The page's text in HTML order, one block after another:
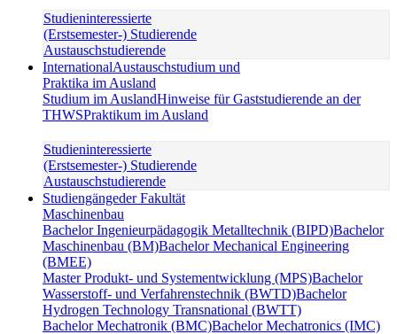
Studieninteressierte
(Erstsemester-) Studierende
Austauschstudierende
InternationalAustauschstudium und
Praktika im Ausland
Studium im AuslandHinweise für Gaststudierende an der
THWSPraktikum im Ausland
Studieninteressierte
(Erstsemester-) Studierende
Austauschstudierende
Studiengängeder Fakultät
Maschinenbau
Bachelor Ingenieurpädagogik Metalltechnik (BIPD)Bachelor
Maschinenbau (BM)Bachelor Mechanical Engineering
(BMEE)
Master Produkt- und Systementwicklung (MPS)Bachelor
Wasserstoff- und Verfahrenstechnik (BWTD)Bachelor
Hydrogen Technology Transnational (BWTT)
Bachelor Mechatronik (BMC)Bachelor Mechatronics (IMC)